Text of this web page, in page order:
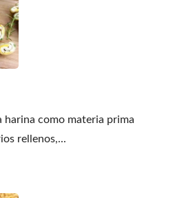
harina como materia prima
rellenos,...